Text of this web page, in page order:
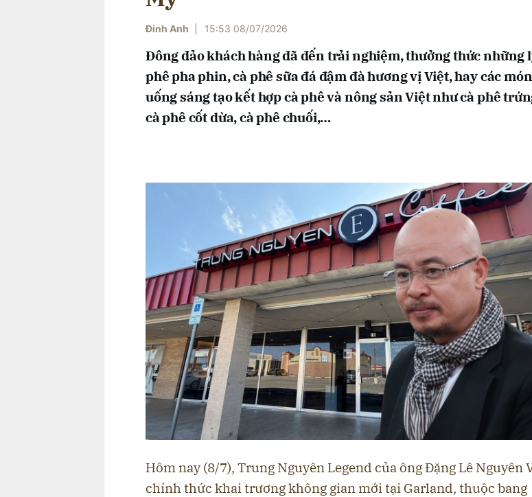
Đinh Anh 15:53 08/07/2026
Đông đảo khách hàng đã đến trải nghiệm, thưởng thức những
phê pha phin, cà phê sữa đá đậm đà hương vị Việt, hay các món
uống sáng tạo kết hợp cà phê và nông sản Việt như cà phê
cà phê cốt dừa, cà phê chuối,…
Hôm nay (8/7), Trung Nguyên Legend của ông Đặng Lê Nguyên
chính thức khai trương không gian mới tại Garland, thuộc bang